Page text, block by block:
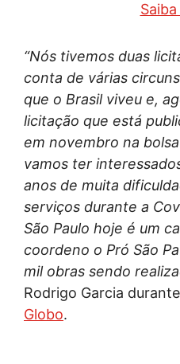
“Nós tivemos duas
conta de várias
que o Brasil viveu e,
licitação que está
em novembro na
vamos ter
anos de muita
serviços durante a
São Paulo hoje é um
coordeno o Pró São
mil obras sendo
Rodrigo Garcia
Globo.